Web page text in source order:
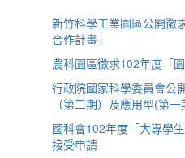
新竹科學工業園區公開徵
合作計畫」
農科園區徵求102年度「
行政院國家科學委員會公
（第二期）及應用型(第
國科會102年度「大專學
接受申請